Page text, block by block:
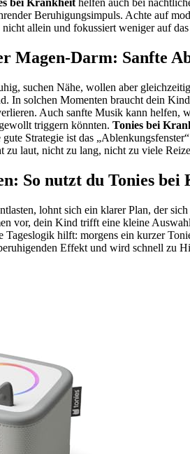
bei Krankheit helfen auch bei
Beruhigungsimpuls. Achte auf
allein und fokussiert weniger auf
Magen-Darm: Sanfte
suchen Nähe, wollen aber
In solchen Momenten braucht dein
Auch sanfte Musik kann
triggern könnten. Tonies bei
Strategie ist das
laut, nicht zu lang, nicht zu viele
So nutzt du Tonies
lohnt sich ein klarer Plan, der
vor, dein Kind trifft eine kleine
Tageslogik hilft: morgens ein kurzer
Effekt und wird schnell zu